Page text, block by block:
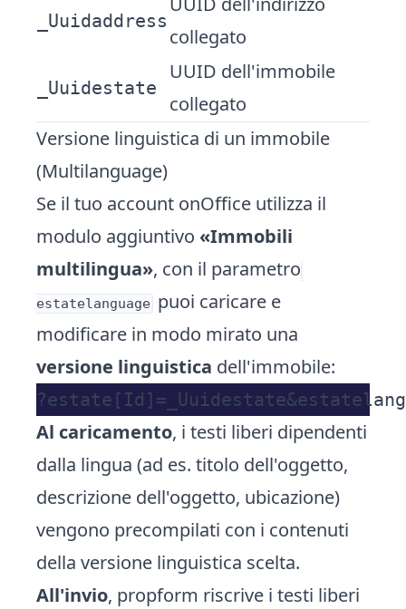
_Uuidaddress
collegato
_Uuidestate
UUID dell'immobile
collegato
Versione linguistica di un immobile
(Multilanguage)
Se il tuo account onOffice utilizza il
modulo aggiuntivo «Immobili
multilingua», con il parametro
estatelanguage puoi caricare e
modificare in modo mirato una
versione linguistica dell'immobile:
Al caricamento, i testi liberi dipendenti
dalla lingua (ad es. titolo dell'oggetto,
descrizione dell'oggetto, ubicazione)
vengono precompilati con i contenuti
della versione linguistica scelta.
All'invio, propform riscrive i testi liberi